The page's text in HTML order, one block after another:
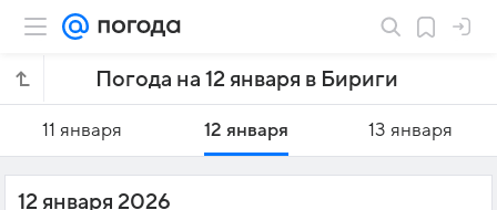
Погода на 12 января в Бириги
11 января 12 января 13 января
12 января 2026